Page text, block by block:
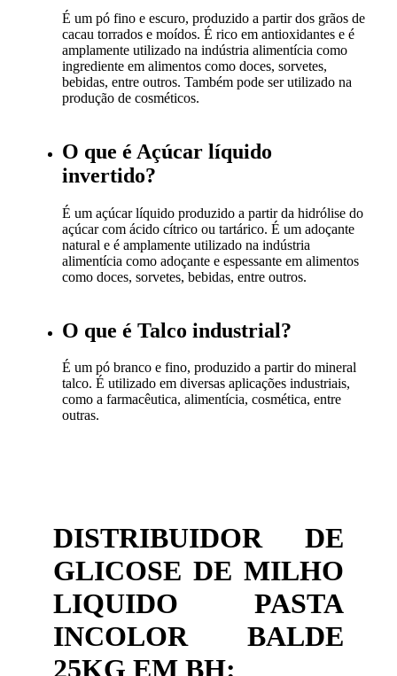
É um pó fino e escuro, produzido a partir dos grãos de
cacau torrados e moídos. É rico em antioxidantes e é
amplamente utilizado na indústria alimentícia como
ingrediente em alimentos como doces, sorvetes,
bebidas, entre outros. Também pode ser utilizado na
produção de cosméticos.
O que é Açúcar líquido
invertido?
É um açúcar líquido produzido a partir da hidrólise do
açúcar com ácido cítrico ou tartárico. É um adoçante
natural e é amplamente utilizado na indústria
alimentícia como adoçante e espessante em alimentos
como doces, sorvetes, bebidas, entre outros.
O que é Talco industrial?
É um pó branco e fino, produzido a partir do mineral
talco. É utilizado em diversas aplicações industriais,
como a farmacêutica, alimentícia, cosmética, entre
outras.
DISTRIBUIDOR DE
GLICOSE DE MILHO
LIQUIDO PASTA
INCOLOR BALDE
25KG EM BH: